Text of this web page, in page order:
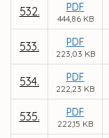
532. PDF
444,86 KB
533. PDF
223,03 KB
534. PDF
222,23 KB
535. PDF
222,15 KB